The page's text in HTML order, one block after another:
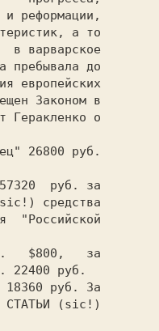
реформации,
в варварское
пребывала до
европейских
Законом в
Геракленко о
средства
"Российской
22400 руб.
СТАТЬИ (sic!)